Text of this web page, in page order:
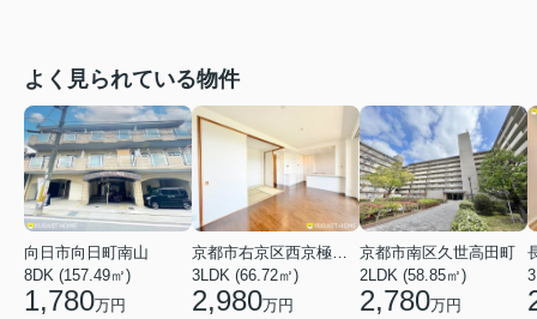
よく見られている物件
向日市向日町南山
8DK (157.49㎡)
1,780万円
京都市右京区西京極河原町
3LDK (66.72㎡)
2,980万円
京都市南区久世高田町
2LDK (58.85㎡)
2,780万円